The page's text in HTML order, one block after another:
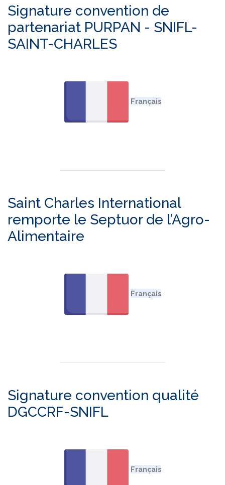
Signature convention de
partenariat PURPAN - SNIFL-
SAINT-CHARLES
Saint Charles International
remporte le Septuor de l’Agro-
Alimentaire
Signature convention qualité
DGCCRF-SNIFL